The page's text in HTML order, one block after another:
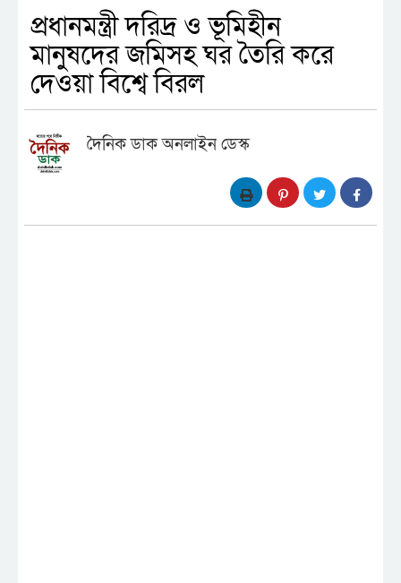
প্রধানমন্ত্রী দরিদ্র ও ভূমিহীন
মানুষদের জমিসহ ঘর তৈরি করে
দেওয়া বিশ্বে বিরল
দৈনিক ডাক অনলাইন ডেস্ক